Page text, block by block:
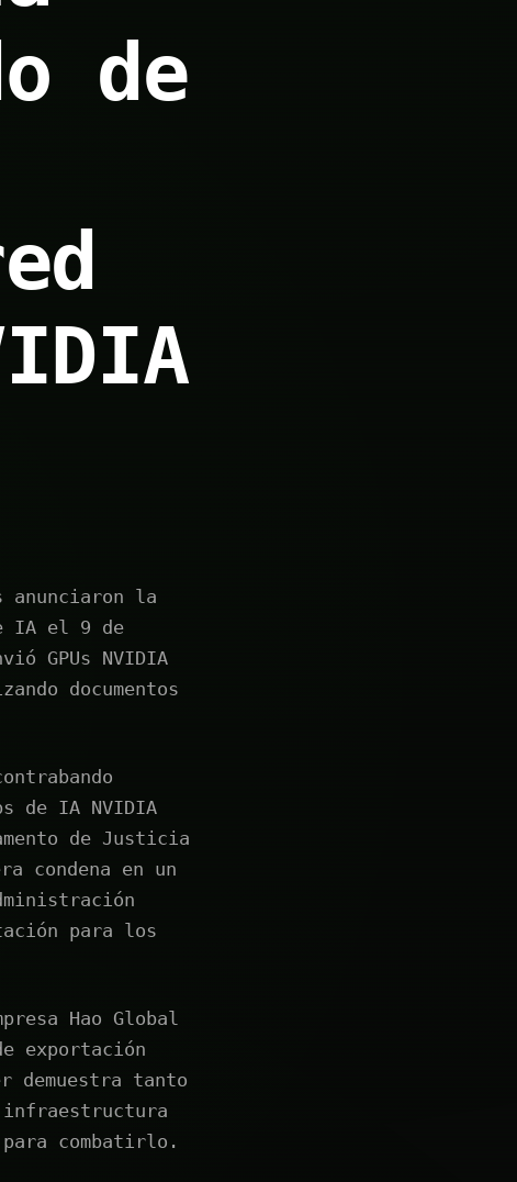
de
anunciaron la
IA el 9 de
GPUs NVIDIA
documentos
de IA NVIDIA
de Justicia
condena en un
para los
Hao Global
exportación
demuestra tanto
infraestructura
combatirlo.